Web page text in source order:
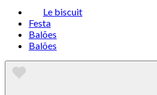
Le biscuit
Festa
Balões
Balões